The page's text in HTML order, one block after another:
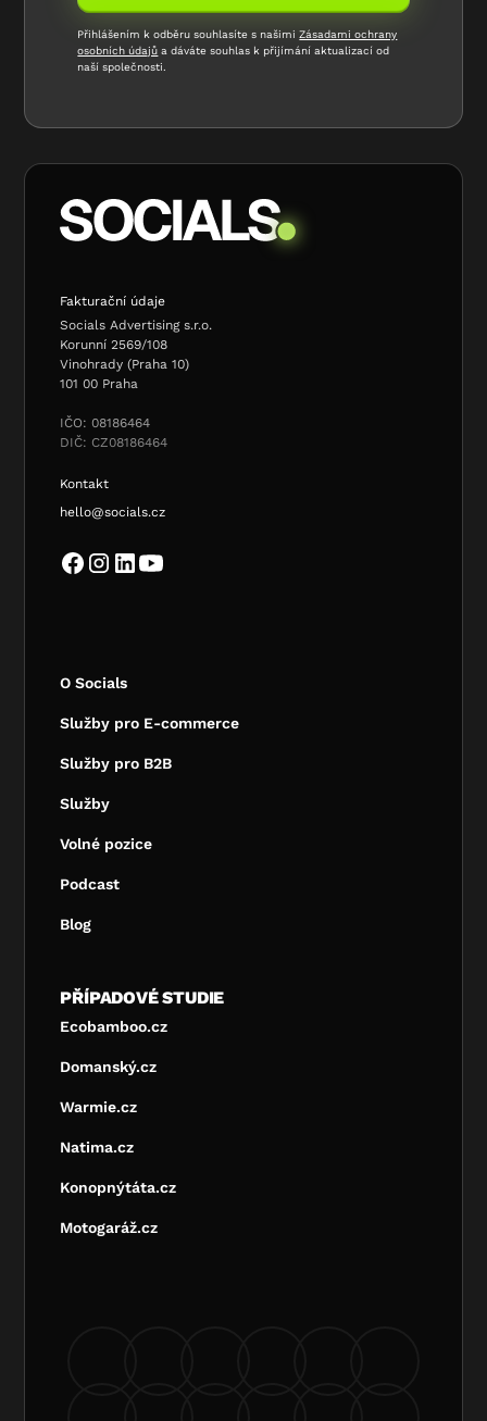
Přihlášením k odběru souhlasíte s našimiZásadami ochrany
osobních údajů a dáváte souhlas k přijímání aktualizací od
naší společnosti.
Fakturační údaje
Socials Advertising s.r.o.
Korunní 2569/108
Vinohrady (Praha 10)
101 00 Praha
IČO: 08186464
DIČ: CZ08186464
Kontakt
hello@socials.cz
O Socials
Služby pro E-commerce
Služby pro B2B
Služby
Volné pozice
Podcast
Blog
PŘÍPADOVÉ STUDIE
Ecobamboo.cz
Domanský.cz
Warmie.cz
Natima.cz
Konopnýtáta.cz
Motogaráž.cz